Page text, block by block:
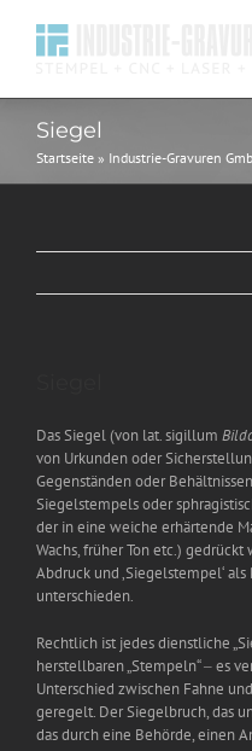
Inhalt
springen
Siegel
Startseite » Industrie-Gravuren
Das Siegel (von lat. sigillum
von Urkunden oder
Gegenständen oder
Siegelstempels oder
der in eine weiche erhärtende
Wachs, früher Ton etc.) gedrückt
Abdruck und ‚Siegelstempel‘
unterschieden.
Rechtlich ist jedes dienstliche
herstellbaren „Stempeln“ ‒ es
Unterschied zwischen Fahne
geregelt. Der Siegelbruch, das
das durch eine Behörde, einen